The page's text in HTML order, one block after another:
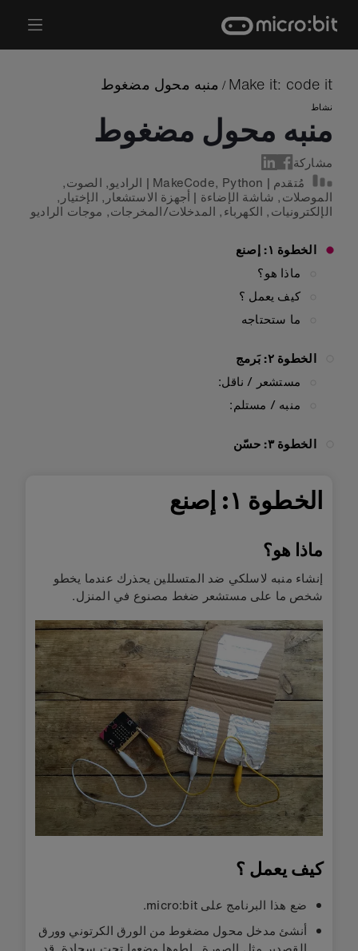
content
Make it: code it
/ منبه محول مضغوط
نشاط
منبه محول مضغوط
مشاركة
مُتقدم |
MakeCode, Python
| الراديو, الصوت,
الموصلات, شاشة الإضاءة | أجهزة الاستشعار , الإختيار ,
الإلكترونيات, الكهرباء, المدخلات/المخرجات, موجات الراديو
الخطوة ١: إصنع
ماذا هو؟
كيف يعمل ؟
ما ستحتاجه
الخطوة ٢: بَرمج
مستشعر / ناقل:
منبه / مستلم:
الخطوة ٣: حسّن
الخطوة ١: إصنع
ماذا هو؟
إنشاء منبه لاسلكي ضد المتسللين يحذرك عندما يخطو
شخص ما على مستشعر ضغط مصنوع في المنزل.
كيف يعمل ؟
ضع هذا البرنامج على micro:bit.
أنشئ مدخل محول مضغوط من الورق الكرتوني وورق